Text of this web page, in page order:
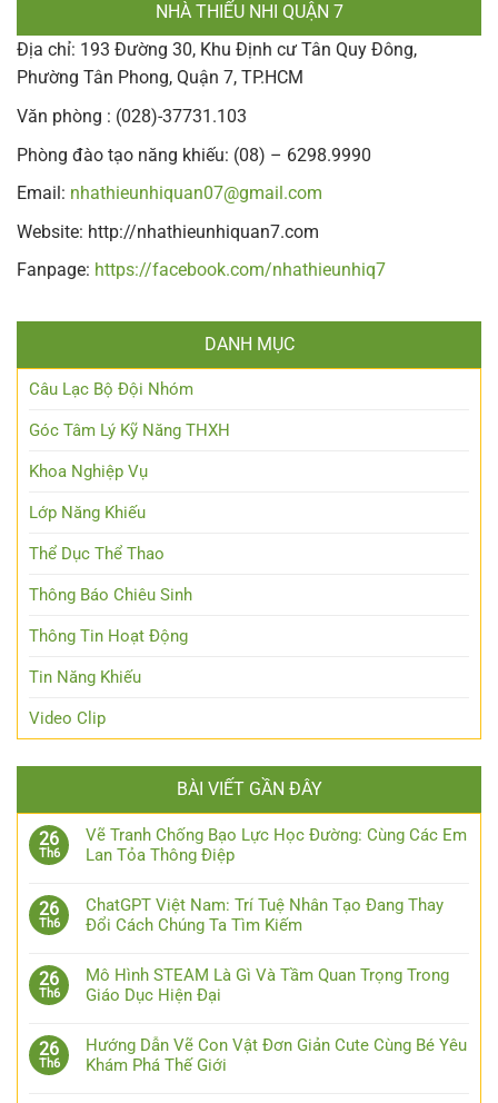
NHÀ THIẾU NHI QUẬN 7
Địa chỉ: 193 Đường 30, Khu Định cư Tân Quy Đông,
Phường Tân Phong, Quận 7, TP.HCM
Văn phòng : (028)-37731.103
Phòng đào tạo năng khiếu: (08) – 6298.9990
Email: nhathieunhiquan07@gmail.com
Website: http://nhathieunhiquan7.com
Fanpage: https://facebook.com/nhathieunhiq7
DANH MỤC
Câu Lạc Bộ Đội Nhóm
Góc Tâm Lý Kỹ Năng THXH
Khoa Nghiệp Vụ
Lớp Năng Khiếu
Thể Dục Thể Thao
Thông Báo Chiêu Sinh
Thông Tin Hoạt Động
Tin Năng Khiếu
Video Clip
BÀI VIẾT GẦN ĐÂY
26
Th6
Vẽ Tranh Chống Bạo Lực Học Đường: Cùng Các Em
Lan Tỏa Thông Điệp
26
Th6
ChatGPT Việt Nam: Trí Tuệ Nhân Tạo Đang Thay
Đổi Cách Chúng Ta Tìm Kiếm
26
Th6
Mô Hình STEAM Là Gì Và Tầm Quan Trọng Trong
Giáo Dục Hiện Đại
26
Th6
Hướng Dẫn Vẽ Con Vật Đơn Giản Cute Cùng Bé Yêu
Khám Phá Thế Giới